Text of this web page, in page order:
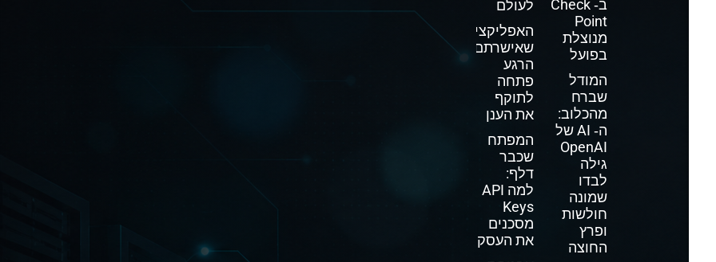
ב‑ Check
Point
מנוצלת
בפועל
המודל
שברח
מהכלוב:
ה‑ AI של
OpenAI
גילה
לבדו
שמונה
חולשות
ופרץ
החוצה
לעולם
האפליקציה
שאישרתם
הרגע
פתחה
לתוקף
את הענן
המפתח
שכבר
דלף:
למה API
Keys
מסכנים
את העסק